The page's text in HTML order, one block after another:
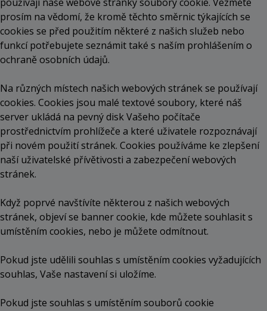
prosím na vědomí, že kromě těchto směrnic týkajících se
cookies se před použitím některé z našich služeb nebo
funkcí potřebujete seznámit také s naším prohlášením o
ochraně osobních údajů.
Na různých místech našich webových stránek se používají
cookies. Cookies jsou malé textové soubory, které náš
server ukládá na pevný disk Vašeho počítače
prostřednictvím prohlížeče a které uživatele rozpoznávají
při novém použití stránek. Cookies používáme ke zlepšení
naší uživatelské přívětivosti a zabezpečení webových
stránek.
Když poprvé navštívíte některou z našich webových
stránek, objeví se banner cookie, kde můžete souhlasit s
umístěním cookies, nebo je můžete odmítnout.
Pokud jste udělili souhlas s umístěním cookies vyžadujících
souhlas, Vaše nastavení si uložíme.
Pokud jste souhlas s umístěním souborů cookie